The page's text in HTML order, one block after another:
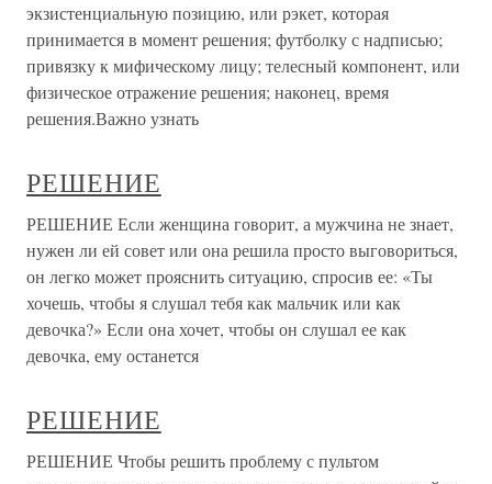
экзистенциальную позицию, или рэкет, которая
принимается в момент решения; футболку с надписью;
привязку к мифическому лицу; телесный компонент, или
физическое отражение решения; наконец, время
решения.Важно узнать
РЕШЕНИЕ
РЕШЕНИЕ Если женщина говорит, а мужчина не знает,
нужен ли ей совет или она решила просто выговориться,
он легко может прояснить ситуацию, спросив ее: «Ты
хочешь, чтобы я слушал тебя как мальчик или как
девочка?» Если она хочет, чтобы он слушал ее как
девочка, ему останется
РЕШЕНИЕ
РЕШЕНИЕ Чтобы решить проблему с пультом